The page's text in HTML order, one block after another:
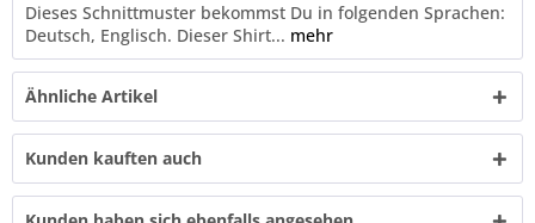
Dieses Schnittmuster bekommst Du in folgenden Sprachen:
Deutsch, Englisch. Dieser Shirt... mehr
Ähnliche Artikel
Kunden kauften auch